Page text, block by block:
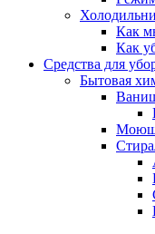
Как
Как
Средства для
Бытовая